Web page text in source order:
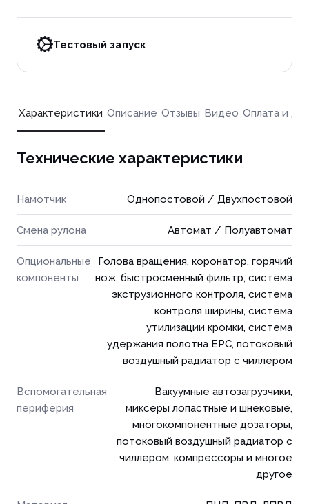
Тестовый запуск
Характеристики Описание Отзывы Видео Оплата и
Технические характеристики
Намотчик Однопостовой / Двухпостовой
Смена рулона Автомат / Полуавтомат
Опциональные
компоненты
Голова вращения, коронатор, горячий
нож, быстросменный фильтр, система
экструзионного контроля, система
контроля ширины, система
утилизации кромки, сиcтема
удержания полотна EPC, потоковый
воздушный радиатор с чиллером
Вспомогательная
периферия
Вакуумные автозагрузчики,
миксеры лопастные и шнековые,
многокомпонентные дозаторы,
потоковый воздушный радиатор с
чиллером, компрессоры и многое
другое